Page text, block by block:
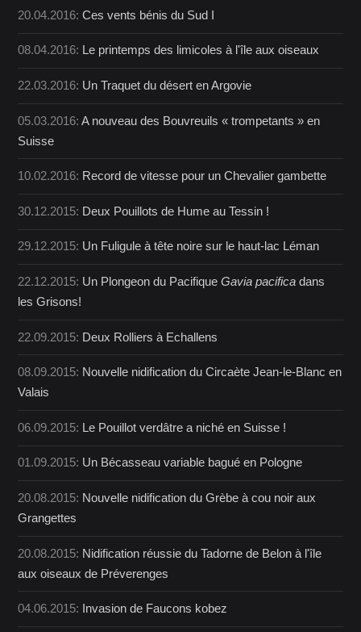
20.04.2016:Ces vents bénis du Sud I
08.04.2016: Le printemps des limicoles à l'île aux oiseaux
22.03.2016: Un Traquet du désert en Argovie
05.03.2016:A nouveau des Bouvreuils « trompetants » en
Suisse
10.02.2016: Record de vitesse pour un Chevalier gambette
30.12.2015: Deux Pouillots de Hume au Tessin !
29.12.2015: Un Fuligule à tête noire sur le haut-lac Léman
22.12.2015: Un Plongeon du PacifiqueGavia pacifica dans
les Grisons!
22.09.2015: Deux Rolliers à Echallens
08.09.2015: Nouvelle nidification du Circaète Jean-le-Blanc en
Valais
06.09.2015: Le Pouillot verdâtre a niché en Suisse !
01.09.2015: Un Bécasseau variable bagué en Pologne
20.08.2015: Nouvelle nidification du Grèbe à cou noir aux
Grangettes
20.08.2015: Nidification réussie du Tadorne de Belon à l'île
aux oiseaux de Préverenges
04.06.2015: Invasion de Faucons kobez